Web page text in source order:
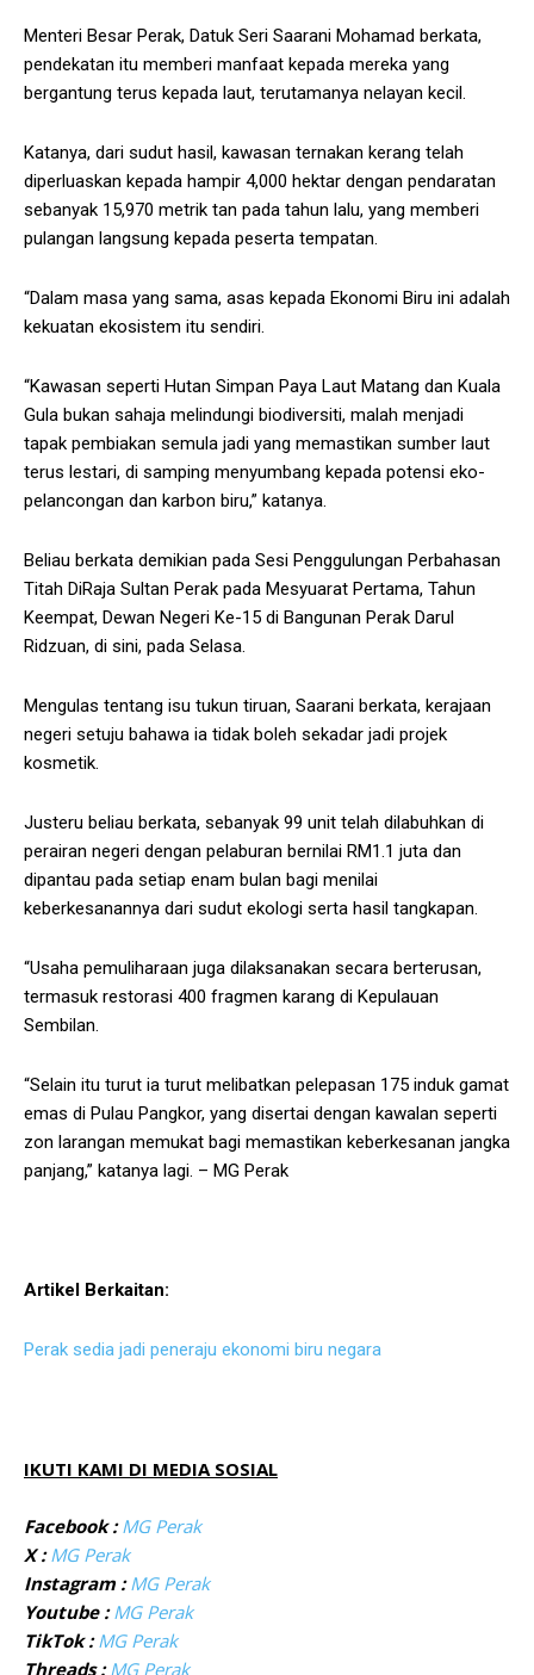
Menteri Besar Perak, Datuk Seri Saarani Mohamad berkata,
pendekatan itu memberi manfaat kepada mereka yang
bergantung terus kepada laut, terutamanya nelayan kecil.
Katanya, dari sudut hasil, kawasan ternakan kerang telah
diperluaskan kepada hampir 4,000 hektar dengan pendaratan
sebanyak 15,970 metrik tan pada tahun lalu, yang memberi
pulangan langsung kepada peserta tempatan.
“Dalam masa yang sama, asas kepada Ekonomi Biru ini adalah
kekuatan ekosistem itu sendiri.
“Kawasan seperti Hutan Simpan Paya Laut Matang dan Kuala
Gula bukan sahaja melindungi biodiversiti, malah menjadi
tapak pembiakan semula jadi yang memastikan sumber laut
terus lestari, di samping menyumbang kepada potensi eko-
pelancongan dan karbon biru,” katanya.
Beliau berkata demikian pada Sesi Penggulungan Perbahasan
Titah DiRaja Sultan Perak pada Mesyuarat Pertama, Tahun
Keempat, Dewan Negeri Ke-15 di Bangunan Perak Darul
Ridzuan, di sini, pada Selasa.
Mengulas tentang isu tukun tiruan, Saarani berkata, kerajaan
negeri setuju bahawa ia tidak boleh sekadar jadi projek
kosmetik.
Justeru beliau berkata, sebanyak 99 unit telah dilabuhkan di
perairan negeri dengan pelaburan bernilai RM1.1 juta dan
dipantau pada setiap enam bulan bagi menilai
keberkesanannya dari sudut ekologi serta hasil tangkapan.
“Usaha pemuliharaan juga dilaksanakan secara berterusan,
termasuk restorasi 400 fragmen karang di Kepulauan
Sembilan.
“Selain itu turut ia turut melibatkan pelepasan 175 induk gamat
emas di Pulau Pangkor, yang disertai dengan kawalan seperti
zon larangan memukat bagi memastikan keberkesanan jangka
panjang,” katanya lagi. – MG Perak
Artikel Berkaitan:
Perak sedia jadi peneraju ekonomi biru negara
IKUTI KAMI DI MEDIA SOSIAL
Facebook : MG Perak
X : MG Perak
Instagram : MG Perak
Youtube : MG Perak
TikTok : MG Perak
Threads : MG Perak